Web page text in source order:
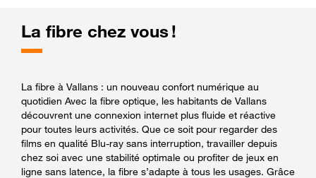
La fibre chez vous !
La fibre à Vallans : un nouveau confort numérique au
quotidien Avec la fibre optique, les habitants de Vallans
découvrent une connexion internet plus fluide et réactive
pour toutes leurs activités. Que ce soit pour regarder des
films en qualité Blu-ray sans interruption, travailler depuis
chez soi avec une stabilité optimale ou profiter de jeux en
ligne sans latence, la fibre s’adapte à tous les usages. Grâce